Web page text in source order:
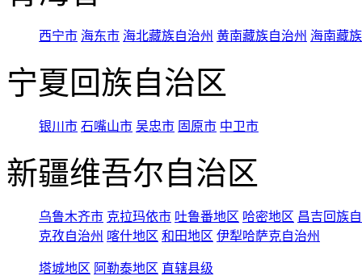
西宁市 海东市 海北藏族自治州 黄南藏族自治州 海南藏
宁夏回族自治区
银川市 石嘴山市 吴忠市 固原市 中卫市
新疆维吾尔自治区
乌鲁木齐市 克拉玛依市 吐鲁番地区 哈密地区 昌吉回族
克孜自治州 喀什地区 和田地区 伊犁哈萨克自治州
塔城地区 阿勒泰地区 直辖县级